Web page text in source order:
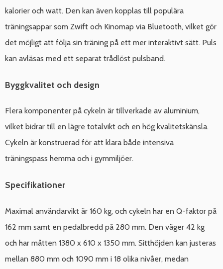
kalorier och watt. Den kan även kopplas till populära
träningsappar som Zwift och Kinomap via Bluetooth, vilket gör
det möjligt att följa sin träning på ett mer interaktivt sätt. Puls
kan avläsas med ett separat trådlöst pulsband.
Byggkvalitet och design
Flera komponenter på cykeln är tillverkade av aluminium,
vilket bidrar till en lägre totalvikt och en hög kvalitetskänsla.
Cykeln är konstruerad för att klara både intensiva
träningspass hemma och i gymmiljöer.
Specifikationer
Maximal användarvikt är 160 kg, och cykeln har en Q-faktor på
162 mm samt en pedalbredd på 280 mm. Den väger 42 kg
och har måtten 1380 x 610 x 1350 mm. Sitthöjden kan justeras
mellan 880 mm och 1090 mm i 18 olika nivåer, medan